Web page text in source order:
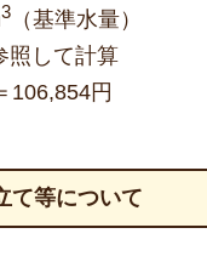
3（基準水量）
照して計算
106,854円
て等について